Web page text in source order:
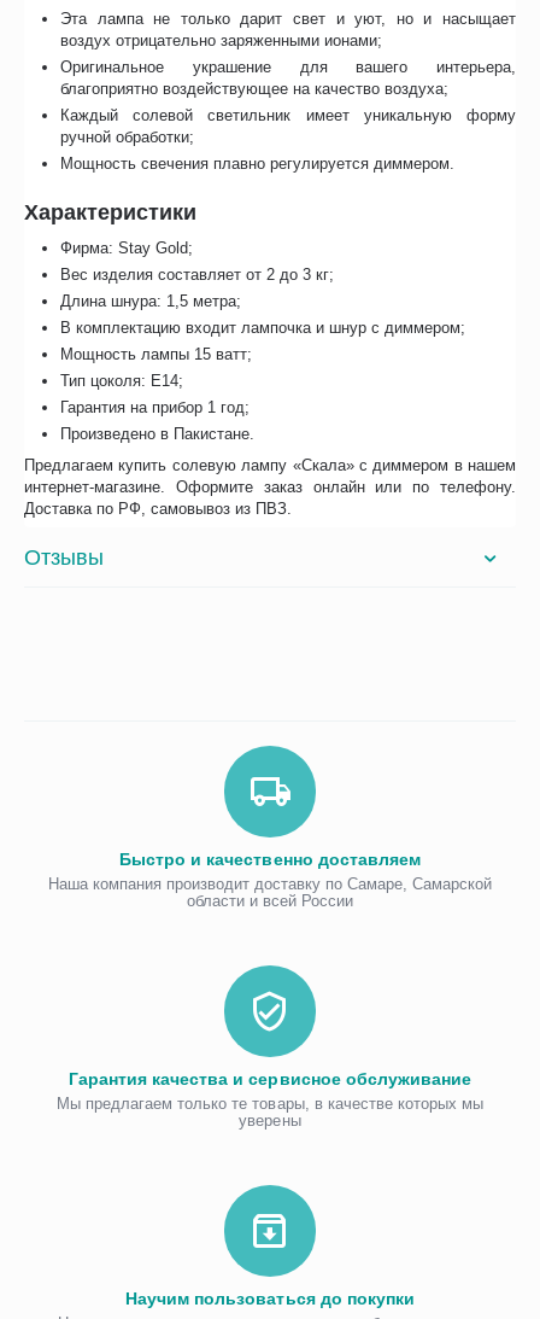
Эта лампа не только дарит свет и уют, но и насыщает
воздух отрицательно заряженными ионами;
Оригинальное украшение для вашего интерьера,
благоприятно воздействующее на качество воздуха;
Каждый солевой светильник имеет уникальную форму
ручной обработки;
Мощность свечения плавно регулируется диммером.
Характеристики
Фирма: Stay Gold;
Вес изделия составляет от 2 до 3 кг;
Длина шнура: 1,5 метра;
В комплектацию входит лампочка и шнур с диммером;
Мощность лампы 15 ватт;
Тип цоколя: E14;
Гарантия на прибор 1 год;
Произведено в Пакистане.
Предлагаем купить солевую лампу «Скала» с диммером в нашем
интернет-магазине. Оформите заказ онлайн или по телефону.
Доставка по РФ, самовывоз из ПВЗ.
Отзывы
Быстро и качественно доставляем
Наша компания производит доставку по Самаре, Самарской
области и всей России
Гарантия качества и сервисное обслуживание
Мы предлагаем только те товары, в качестве которых мы
уверены
Научим пользоваться до покупки